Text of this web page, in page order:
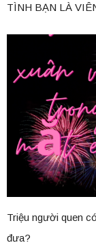
TÌNH BẠN LÀ
Triệu người quen
đưa?